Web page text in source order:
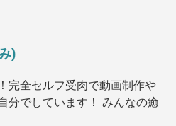
をリセット
)
完全セルフ受肉で動画制作や
分でしています！ みんなの癒